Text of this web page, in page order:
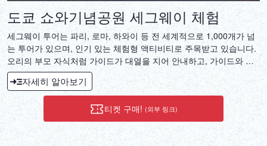
도쿄 쇼와기념공원 세그웨이 체험
세그웨이 투어는 파리, 로마, 하와이 등 전 세계적으로 1,000개가 넘
는 투어가 있으며, 인기 있는 체험형 액티비티로 주목받고 있습니다.
오리의 부모 자식처럼 가이드가 대열을 지어 안내하고, 가이드와 함
께 세그웨이를 타고 해당 지역의 명소를 방문하는 투어입니다. 단순
히 달리는 투어가 아닌, 그 땅의 매력을 끌어내는 투어를 목표로 합니
자세히 알아보기
티켓 구매! (외부 링크)